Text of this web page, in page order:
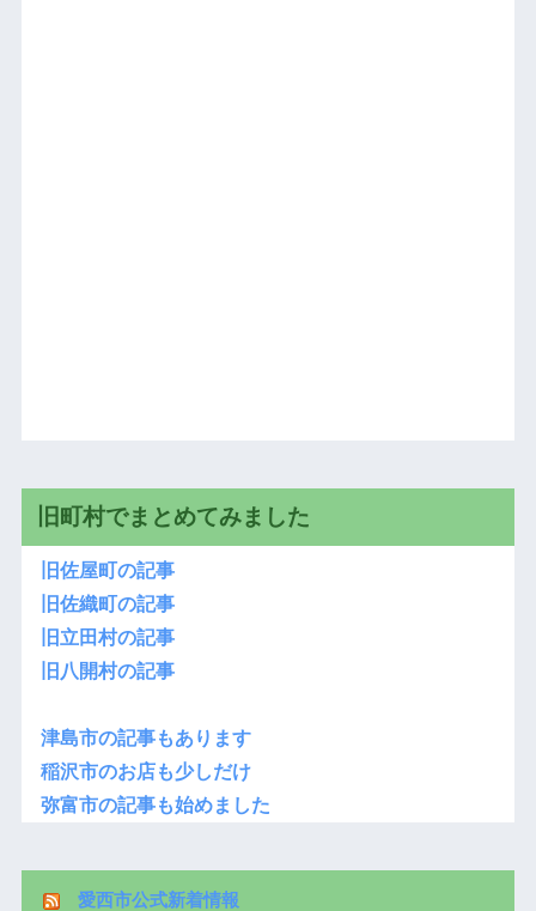
旧町村でまとめてみました
旧佐屋町の記事
旧佐織町の記事
旧立田村の記事
旧八開村の記事
津島市の記事もあります
稲沢市のお店も少しだけ
弥富市の記事も始めました
愛西市公式新着情報